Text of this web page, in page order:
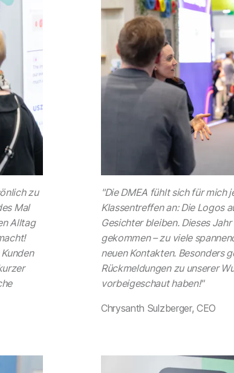
zu
Mal
Alltag
"Die DMEA fühlt sich für mich
Klassentreffen an: Die Logos
Gesichter bleiben. Dieses
gekommen – zu viele
neuen Kontakten. Besonders
Rückmeldungen zu unserer
vorbeigeschaut haben!"
Chrysanth Sulzberger, CEO